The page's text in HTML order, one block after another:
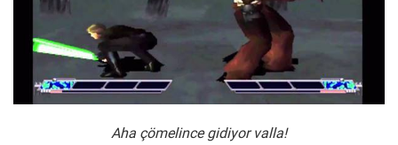
Aha çömelince gidiyor valla!